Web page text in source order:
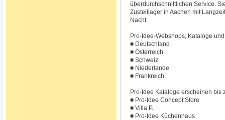
überdurchschnittlichen Service.
Zustelllager in Aachen mit
Nacht.
Pro-Idee-Webshops, Kataloge
■ Deutschland
■ Österreich
■ Schweiz
■ Niederlande
■ Frankreich
Pro-Idee Kataloge erscheinen bis
■ Pro-Idee Concept Store
■ Villa P.
■ Pro-Idee Küchenhaus